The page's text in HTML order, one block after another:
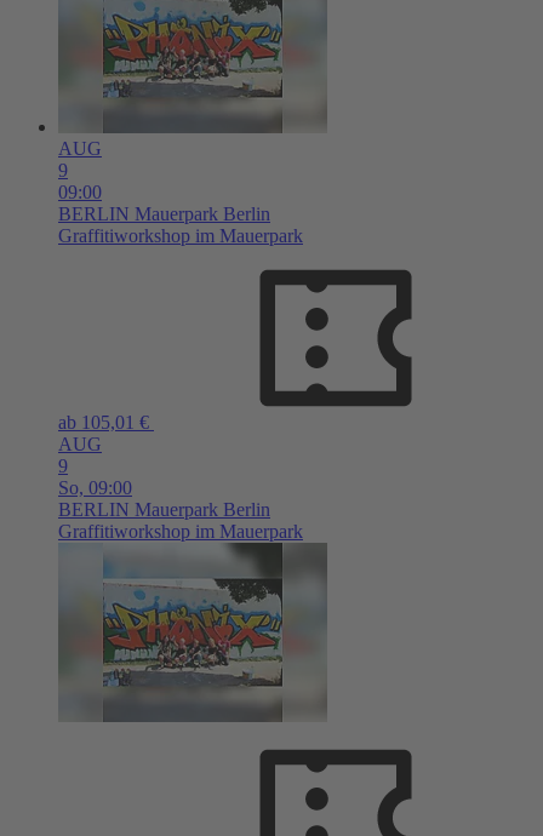
AUG
9
09:00
BERLIN Mauerpark Berlin
Graffitiworkshop im Mauerpark
ab 105,01 €
AUG
9
So, 09:00
BERLIN Mauerpark Berlin
Graffitiworkshop im Mauerpark